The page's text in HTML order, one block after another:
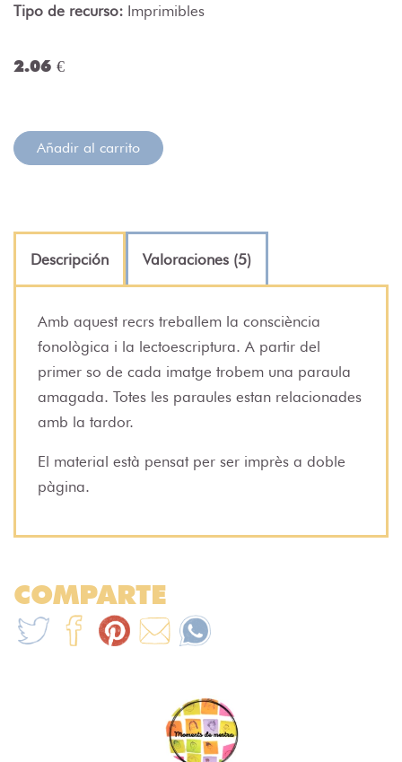
Tipo de recurso: Imprimibles
2.06 €
Añadir al carrito
Descripción Valoraciones (5)
Amb aquest recrs treballem la consciència
fonològica i la lectoescriptura. A partir del
primer so de cada imatge trobem una paraula
amagada. Totes les paraules estan relacionades
amb la tardor.
El material està pensat per ser imprès a doble
pàgina.
COMPARTE